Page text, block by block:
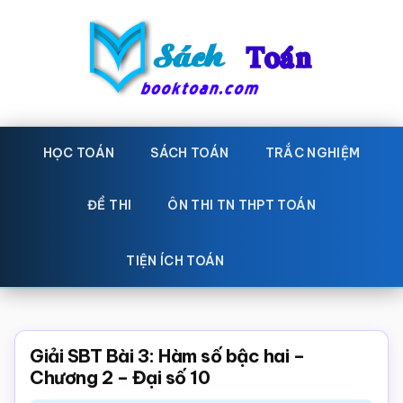
Sách
Toán
toán
Học
toán,
giáo
Toán,
trắc
HỌC TOÁN SÁCH TOÁN TRẮC NGHIỆM
ĐỀ THI ÔN THI TN THPT TOÁN
TIỆN ÍCH TOÁN
Giải SBT Bài 3: Hàm số bậc hai –
Chương 2 – Đại số 10